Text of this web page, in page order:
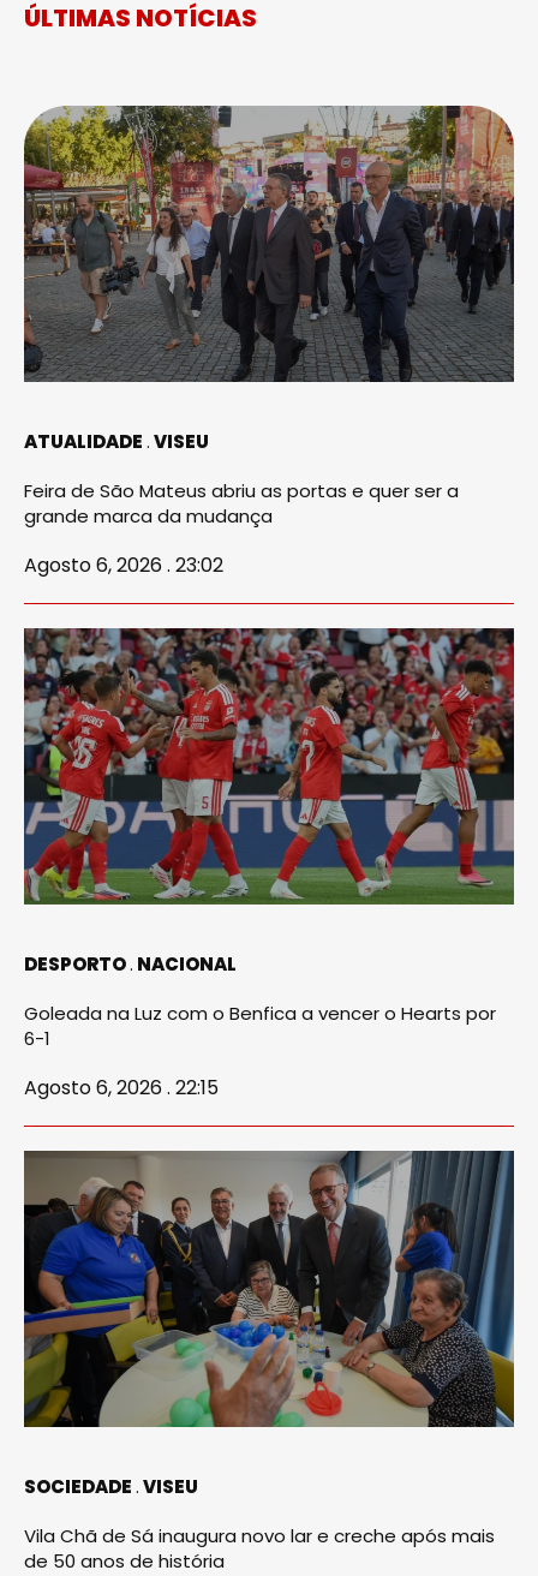
ÚLTIMAS NOTÍCIAS
ATUALIDADE VISEU
Feira de São Mateus abriu as portas e quer ser a
grande marca da mudança
Agosto 6, 2026 . 23:02
DESPORTO NACIONAL
Goleada na Luz com o Benfica a vencer o Hearts por
6-1
Agosto 6, 2026 . 22:15
SOCIEDADE VISEU
Vila Chã de Sá inaugura novo lar e creche após mais
de 50 anos de história